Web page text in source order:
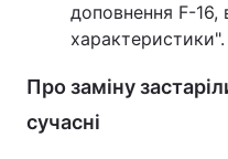
доповнення F-16,
характеристики".
Про заміну
сучасні